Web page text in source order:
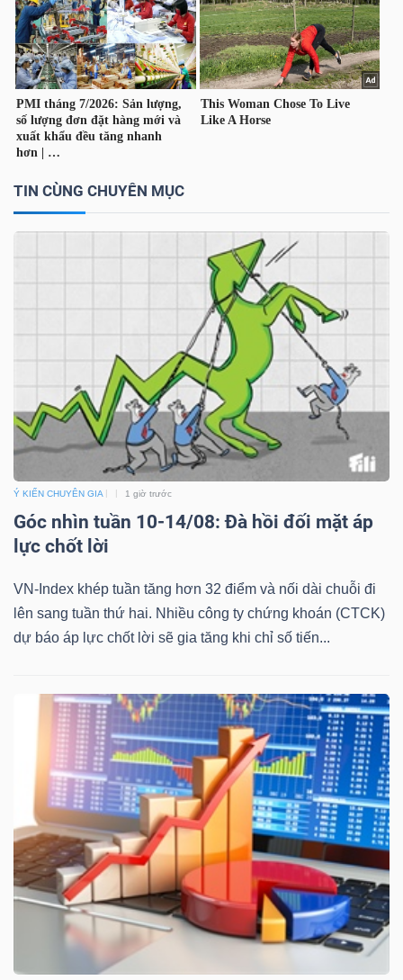
TIN CÙNG CHUYÊN MỤC
Ý KIẾN CHUYÊN GIA 1 giờ trước
Góc nhìn tuần 10-14/08: Đà hồi đối mặt áp
lực chốt lời
VN-Index khép tuần tăng hơn 32 điểm và nối dài chuỗi đi
lên sang tuần thứ hai. Nhiều công ty chứng khoán (CTCK)
dự báo áp lực chốt lời sẽ gia tăng khi chỉ số tiến...
THÔNG
TIN
DỊCH
THÔNG
ĐỘNG
SẢN
Mã
chứng
khoán
Tất cả Cổ phiếu Chỉ số Chứng chỉ quỹ Chứng
đạo
(-)
Tất cả Người nội bộ Người liên quan Cổ đông lớn
Tin
tức